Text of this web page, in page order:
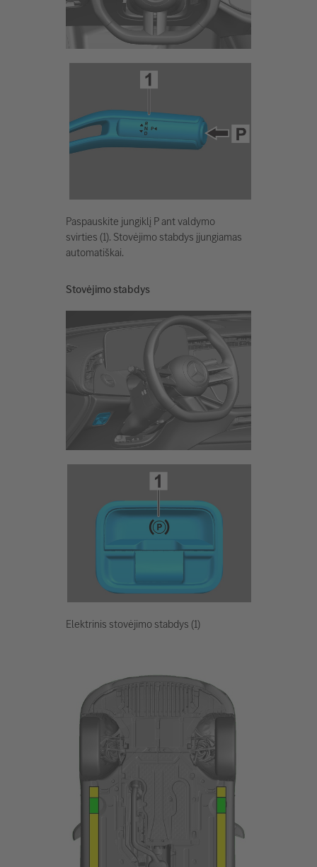
Paspauskite jungiklį P ant valdymo
svirties (1). Stovėjimo stabdys įjungiamas
automatiškai.
Stovėjimo stabdys
Elektrinis stovėjimo stabdys (1)